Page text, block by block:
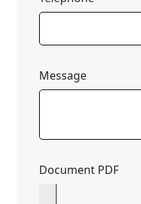
Message
Document PDF